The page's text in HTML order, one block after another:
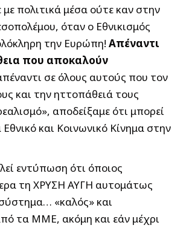
με πολιτικά μέσα ούτε καν στην
όταν ο Εθνικισμός
την Ευρώπη! Απέναντι
που αποκαλούν
σε όλους αυτούς που τον
και την ηττοπάθειά τους
αποδείξαμε ότι μπορεί
και Κοινωνικό Κίνημα στην
εντύπωση ότι όποιος
τη ΧΡΥΣΗ ΑΥΓΗ αυτομάτως
«καλός» και
τα ΜΜΕ, ακόμη και εάν μέχρι